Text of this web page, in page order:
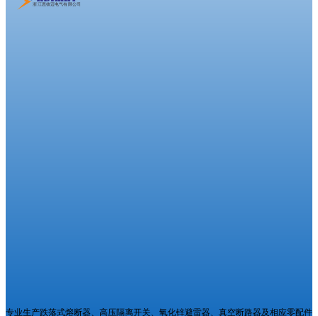
专业生产跌落式熔断器、高压隔离开关、氧化锌避雷器、真空断路器及相应零配件